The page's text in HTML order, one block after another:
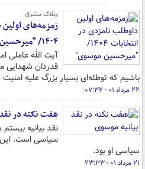
وبلاگ مشرق
زمزمه‌های
۱۴۰۴/ "میرحسین موسوی" اینگونه لایق حصر شد!
آیت الله عاملی
قدردان شهدایی
باشیم که توطئه‌ای بسیار بزرگ علیه
۲۲ مرداد ۰۱ - ۰۷:۳۲
هفت نکته در
نقد بیانیه
سیاسی است. این
سیاسی او بود.
۲۱ مرداد ۰۱ - ۲۳:۳۳